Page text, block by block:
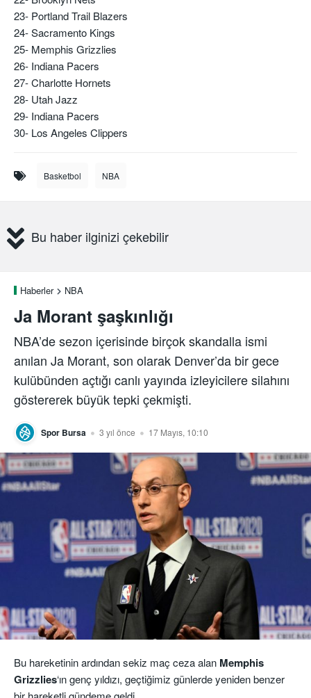
23- Portland Trail Blazers
24- Sacramento Kings
25- Memphis Grizzlies
26- Indiana Pacers
27- Charlotte Hornets
28- Utah Jazz
29- Indiana Pacers
30- Los Angeles Clippers
Basketbol NBA
Bu haber ilginizi çekebilir
Haberler NBA
Ja Morant şaşkınlığı
NBA’de sezon içerisinde birçok skandalla ismi
anılan Ja Morant, son olarak Denver’da bir gece
kulübünden açtığı canlı yayında izleyicilere silahını
göstererek büyük tepki çekmişti.
Spor Bursa 3 yıl önce 17 Mayıs, 10:10
Bu hareketinin ardından sekiz maç ceza alan Memphis
Grizzlies‘ın genç yıldızı, geçtiğimiz günlerde yeniden benzer